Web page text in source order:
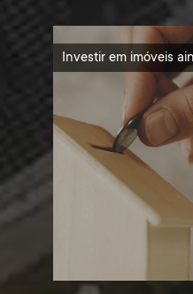
Investir em imóveis